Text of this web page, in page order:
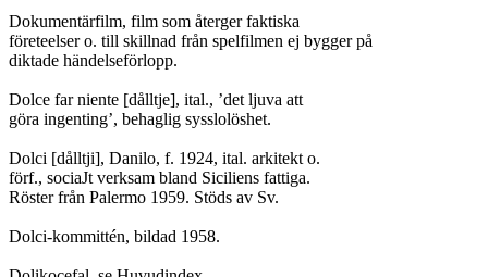
Dokumentärfilm, film som återger faktiska
företeelser o. till skillnad från spelfilmen ej bygger på
diktade händelseförlopp.
Dolce far niente [dålltje], ital., ’det ljuva att
göra ingenting’, behaglig sysslolöshet.
Dolci [dålltji], Danilo, f. 1924, ital. arkitekt o.
förf., sociaJt verksam bland Siciliens fattiga.
Röster från Palermo 1959. Stöds av Sv.
Dolci-kommittén, bildad 1958.